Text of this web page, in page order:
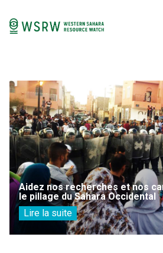
Aidez nos recherches et nos
le pillage du Sahara Occidental
Lire la suite